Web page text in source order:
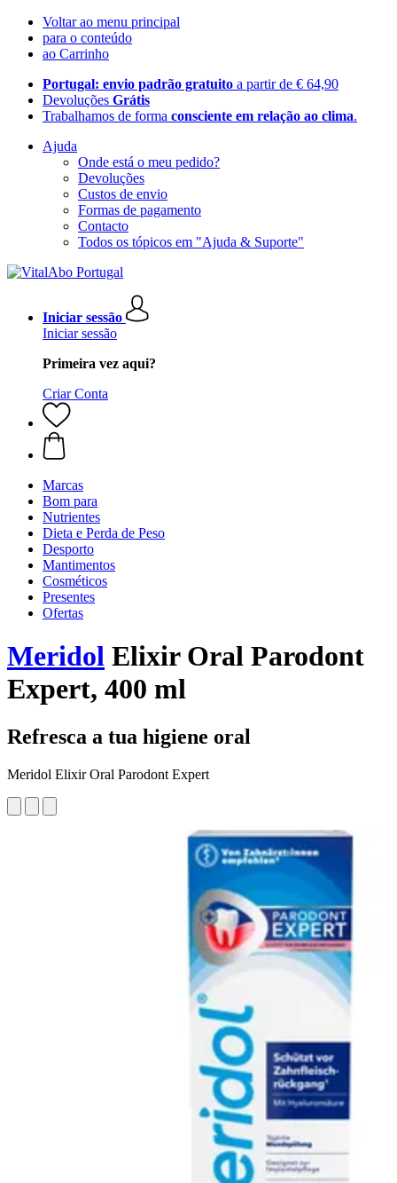
Voltar ao menu principal
para o conteúdo
ao Carrinho
Portugal: envio padrão gratuito a partir de € 64,90
Devoluções Grátis
Trabalhamos de forma consciente em relação ao clima.
Ajuda
Onde está o meu pedido?
Devoluções
Custos de envio
Formas de pagamento
Contacto
Todos os tópicos em "Ajuda & Suporte"
Iniciar sessão
Iniciar sessão
Primeira vez aqui?
Criar Conta
Marcas
Bom para
Nutrientes
Dieta e Perda de Peso
Desporto
Mantimentos
Cosméticos
Presentes
Ofertas
Meridol Elixir Oral Parodont
Expert, 400 ml
Refresca a tua higiene oral
Meridol Elixir Oral Parodont Expert